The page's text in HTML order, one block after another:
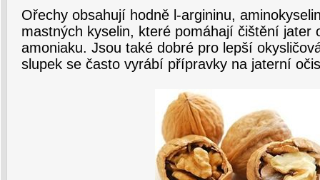
Ořechy obsahují hodně l-argininu,
mastných kyselin, které pomáhají čištění jater
amoniaku. Jsou také dobré pro lepší
slupek se často vyrábí přípravky na jaterní